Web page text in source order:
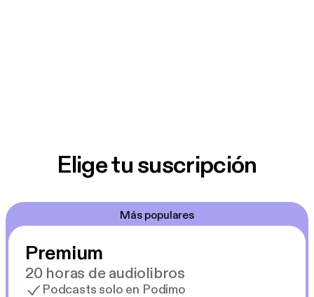
Elige tu suscripción
Más populares
Premium
20 horas de audiolibros
Podcasts solo en Podimo